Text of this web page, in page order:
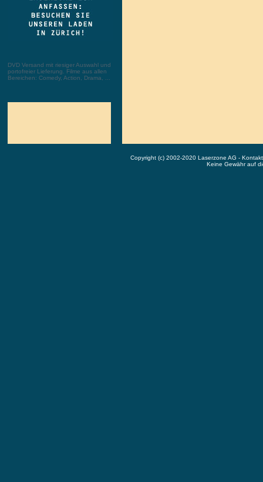
DVD Versand mit riesiger Auswahl und
portofreier Lieferung. Filme aus allen
Bereichen: Comedy, Action, Drama, ...
Copyright (c) 2002-2020 Laserzone AG -
Keine Gewähr auf